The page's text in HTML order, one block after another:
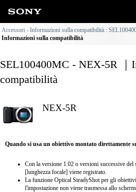
Accessori - Informazioni sulla compatibilità :
Informazioni sulla compatibilità
SEL100400MC - NEX-5R ｜
compatibilità
NEX-5R
Quando si usa un obiettivo montato direttamente
Con la versione 1.02 o versioni successive
[lunghezza focale] viene registrato.
La funzione Optical SteadyShot per gli
l'impostazione non viene trasmessa allo